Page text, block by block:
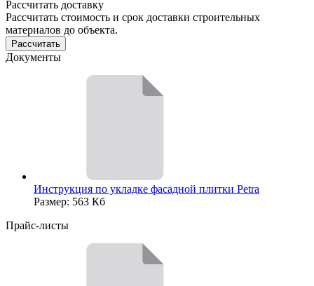
Рассчитать доставку
Рассчитать стоимость и срок доставки строительных
материалов до объекта.
Рассчитать
Документы
Инструкция по укладке фасадной плитки Petra
Размер: 563 Кб
Прайс-листы